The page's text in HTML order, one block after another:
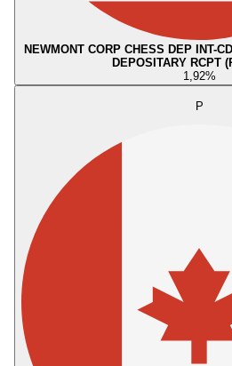
NEWMONT CORP CHESS DEP INT-
DEPOSITARY RCPT
1,92%
P